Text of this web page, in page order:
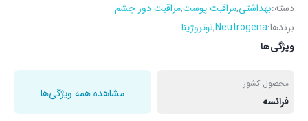
دسته:بهداشتی,مراقبت پوست,مراقبت دور چشم
برندها:Neutrogena
,نوتروژینا
ویژگی‌ها
محصول کشور
فرانسه
مشاهده همه ویژگی‌ها